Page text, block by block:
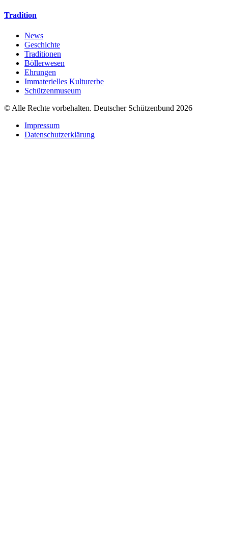
Tradition
News
Geschichte
Traditionen
Böllerwesen
Ehrungen
Immaterielles Kulturerbe
Schützenmuseum
© Alle Rechte vorbehalten. Deutscher Schützenbund 2026
Impressum
Datenschutzerklärung